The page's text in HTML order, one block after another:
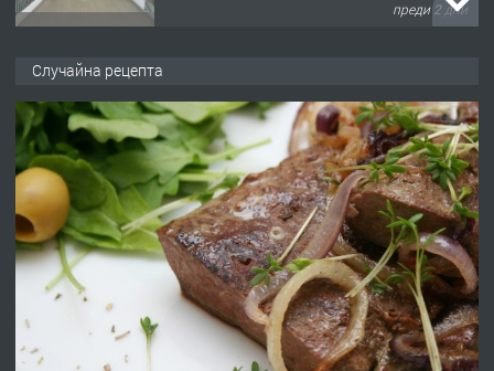
преди 2 дни
КУБА
преди 3 дни
ПРЕДЛАГА
Продавам парцел в гр. Хасково кв.
Хисаря до ток, вода,канализация,
асфалт 0889 537 426
преди 3 дни
ПРЕДЛАГА СГЛОБЯВАНЕ НА МЕБЕЛИ.
Случайна рецепта